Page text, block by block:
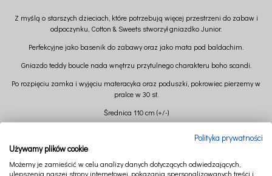
Z myślą o starszych dzieciach, które potrzebują więcej przestrzeni do zabaw i
odpoczynku, Cotton & Sweets stworzył gniazdko Junior.
Perfekcyjne jako basenik do zabawy oraz jako mata pod baldachim.
Gniazdo teddy boucle nada wnętrzu przytulnego charakteru boho scandi.
Po rozpięciu zamka i wyjęciu materacyka oraz poduszki, pokrowiec pierzemy w
pralce w 30 st.
Średnica 110 cm (+/-)
Wypełnienie: kulka poliestrowa
Polityka prywatności
Używamy plików cookie
Możemy je zamieścić w celu analizy danych dotyczących odwiedzających,
ulepszenia naszej strony internetowej, pokazania spersonalizowanych treści i